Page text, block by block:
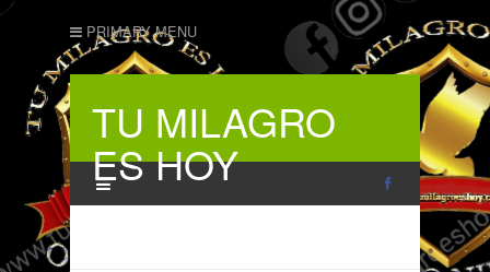
PRIMARY MENU
TU MILAGRO
ES HOY